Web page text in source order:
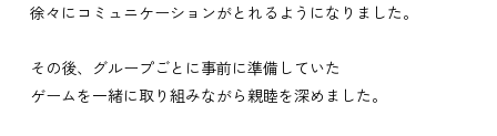
徐々にコミュニケーションがとれるようになりました。
その後、グループごとに事前に準備していた
ゲームを一緒に取り組みながら親睦を深めました。